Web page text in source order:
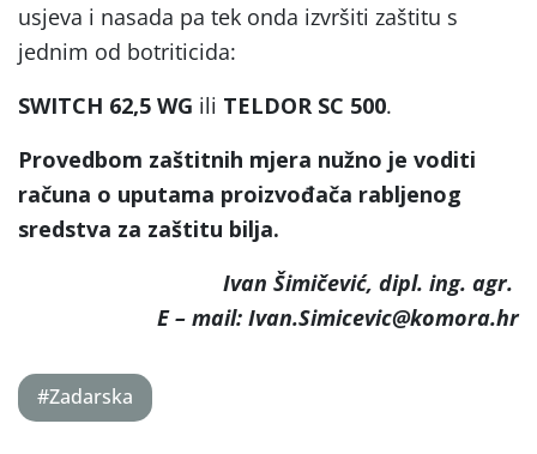
usjeva i nasada pa tek onda izvršiti zaštitu s
jednim od botriticida:
SWITCH 62,5 WG ili TELDOR SC 500.
Provedbom zaštitnih mjera nužno je voditi
računa o uputama proizvođača rabljenog
sredstva za zaštitu bilja.
Ivan Šimičević, dipl. ing. agr.
E – mail: Ivan.Simicevic@komora.hr
#Zadarska